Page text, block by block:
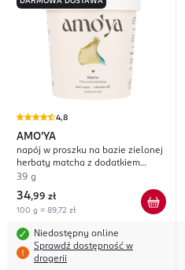
4,8
AMO'YA
napój w proszku na bazie zielonej
herbaty matcha z dodatkiem
ekstraktu z soplówki jeżowatej i
witamina B12, suplement diety,
Fokus i Koncentracja
39 g
34,99 zł
100 g = 89,72 zł
Niedostępny online
Sprawdź dostępność w
drogerii